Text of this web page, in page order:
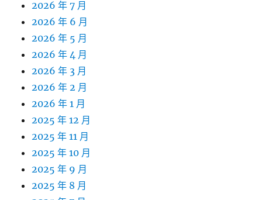
2026 年 7 月
2026 年 6 月
2026 年 5 月
2026 年 4 月
2026 年 3 月
2026 年 2 月
2026 年 1 月
2025 年 12 月
2025 年 11 月
2025 年 10 月
2025 年 9 月
2025 年 8 月